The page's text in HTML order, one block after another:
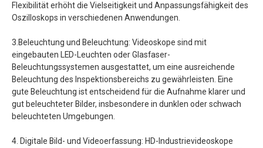
Flexibilität erhöht die Vielseitigkeit und Anpassungsfähigkeit des
Oszilloskops in verschiedenen Anwendungen.
3.Beleuchtung und Beleuchtung: Videoskope sind mit
eingebauten LED-Leuchten oder Glasfaser-
Beleuchtungssystemen ausgestattet, um eine ausreichende
Beleuchtung des Inspektionsbereichs zu gewährleisten. Eine
gute Beleuchtung ist entscheidend für die Aufnahme klarer und
gut beleuchteter Bilder, insbesondere in dunklen oder schwach
beleuchteten Umgebungen.
4. Digitale Bild- und Videoerfassung: HD-Industrievideoskope